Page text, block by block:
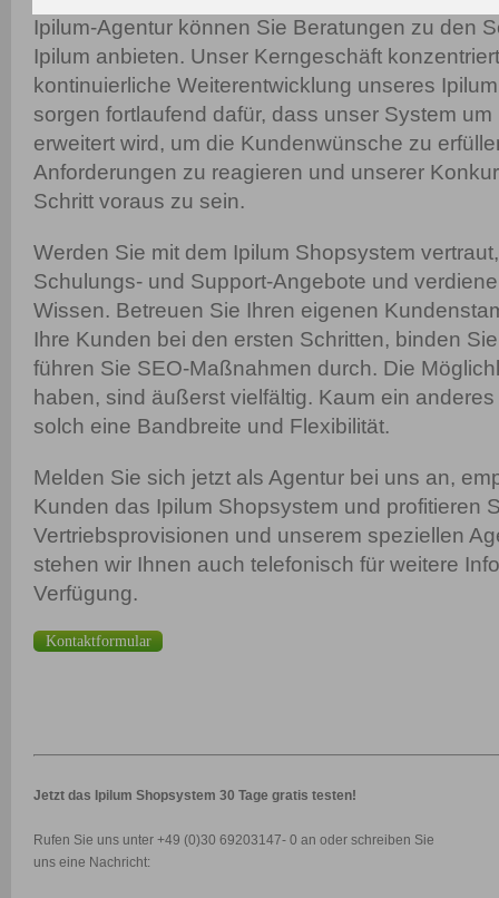
Ipilum-Agentur können Sie Beratungen zu den
Ipilum anbieten. Unser Kerngeschäft
kontinuierliche Weiterentwicklung unseres
sorgen fortlaufend dafür, dass unser System
erweitert wird, um die Kundenwünsche zu
Anforderungen zu reagieren und unserer
Schritt voraus zu sein.
Werden Sie mit dem Ipilum Shopsystem
Schulungs- und Support-Angebote und
Wissen. Betreuen Sie Ihren eigenen
Ihre Kunden bei den ersten Schritten, binden
führen Sie SEO-Maßnahmen durch. Die
haben, sind äußerst vielfältig. Kaum ein
solch eine Bandbreite und Flexibilität.
Melden Sie sich jetzt als Agentur bei uns an,
Kunden das Ipilum Shopsystem und profitieren
Vertriebsprovisionen und unserem speziellen
stehen wir Ihnen auch telefonisch für weitere
Verfügung.
Kontaktformular
Jetzt das Ipilum Shopsystem 30 Tage gratis testen!
Rufen Sie uns unter +49 (0)30 69203147- 0 an oder schreiben Sie
uns eine Nachricht: